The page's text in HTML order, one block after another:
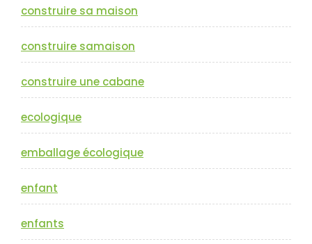
construire sa maison
construire samaison
construire une cabane
ecologique
emballage écologique
enfant
enfants